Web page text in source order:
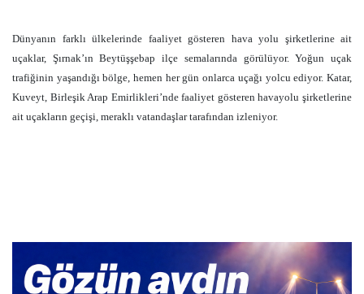
Dünyanın farklı ülkelerinde faaliyet gösteren hava yolu şirketlerine ait
uçaklar, Şırnak’ın Beytüşşebap ilçe semalarında görülüyor. Yoğun uçak
trafiğinin yaşandığı bölge, hemen her gün onlarca uçağı yolcu ediyor. Katar,
Kuveyt, Birleşik Arap Emirlikleri’nde faaliyet gösteren havayolu şirketlerine
ait uçakların geçişi, meraklı vatandaşlar tarafından izleniyor.